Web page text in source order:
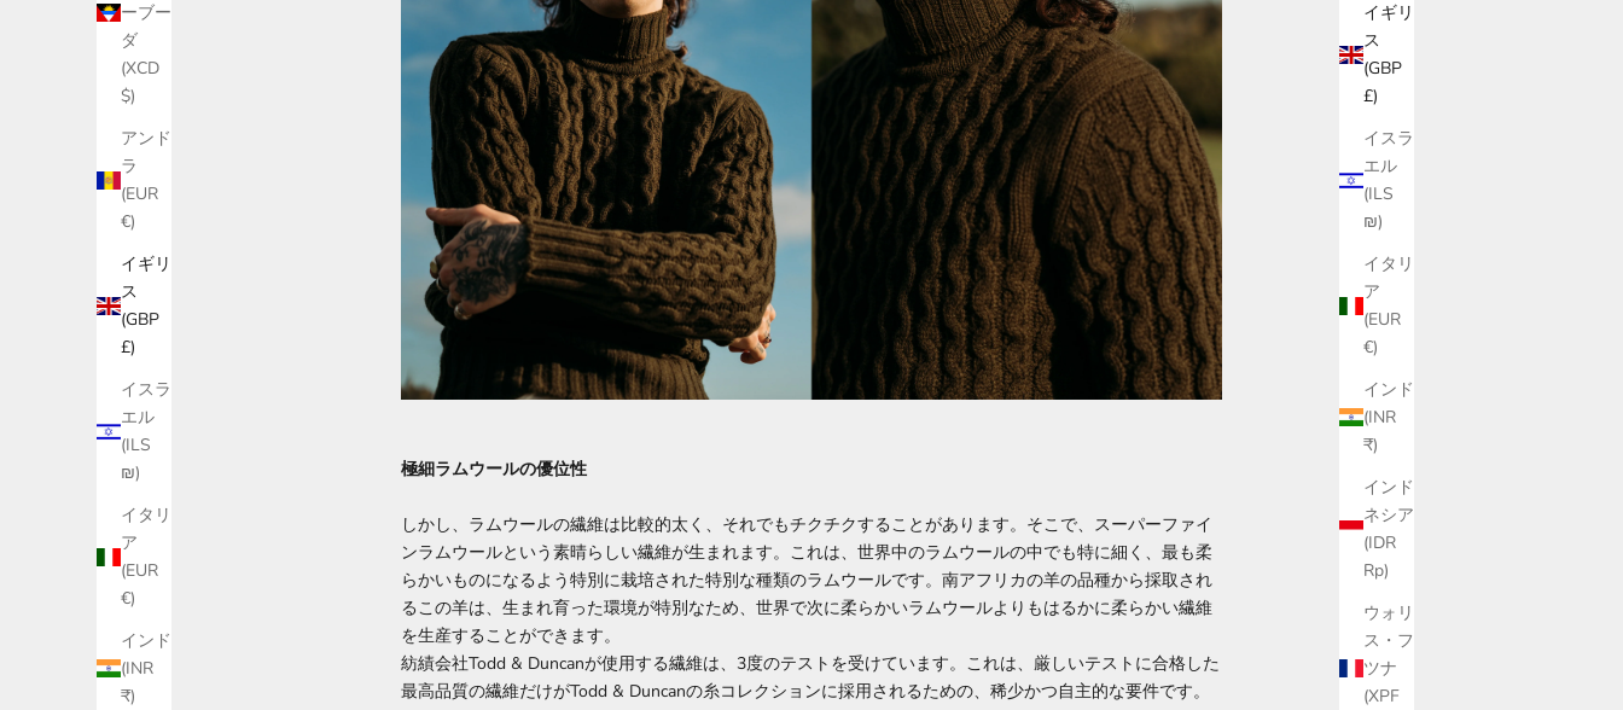
イギリ
ス
(GBP
£)
イスラ
エル
(ILS
₪)
イタリ
ア
(EUR
€)
インド
(INR
₹)
インド
ネシア
(IDR
Rp)
ウォリ
ス・フ
ツナ
(XPF
ーブー
ダ
(XCD
$)
アンド
ラ
(EUR
€)
イギリ
ス
(GBP
£)
イスラ
エル
(ILS
₪)
イタリ
ア
(EUR
€)
インド
(INR
₹)
極細ラムウールの優位性
しかし、ラムウールの繊維は比較的太く、それでもチクチクすることがあります。そこで、スーパーファイ
ンラムウールという素晴らしい繊維が生まれます。これは、世界中のラムウールの中でも特に細く、最も柔
らかいものになるよう特別に栽培された特別な種類のラムウールです。南アフリカの羊の品種から採取され
るこの羊は、生まれ育った環境が特別なため、世界で次に柔らかいラムウールよりもはるかに柔らかい繊維
を生産することができます。
紡績会社Todd & Duncanが使用する繊維は、3度のテストを受けています。これは、厳しいテストに合格した
最高品質の繊維だけがTodd & Duncanの糸コレクションに採用されるための、稀少かつ自主的な要件です。